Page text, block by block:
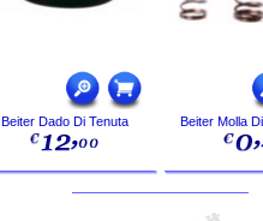
Beiter Dado Di Tenuta Beiter Molla